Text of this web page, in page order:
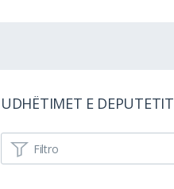
UDHËTIMET E DEPUTETIT
Filtro